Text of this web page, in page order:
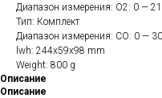
Диапазон измерения: O2: 0 — 21
Тип: Комплект
Диапазон измерения: CO: 0 —
lwh: 244x59x98 mm
Weight: 800 g
Описание
Описание